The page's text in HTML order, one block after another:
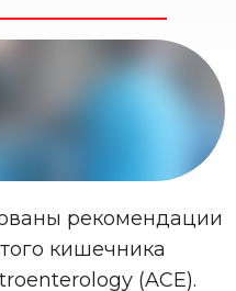
рекомендации
кишечника
(ACE).